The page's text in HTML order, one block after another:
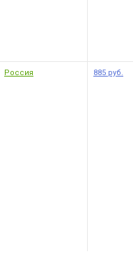
Россия 885 руб.